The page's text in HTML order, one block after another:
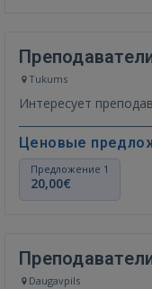
Tukums
Интересует
Ценовые
Предложение 1
20,00€
Daugavpils